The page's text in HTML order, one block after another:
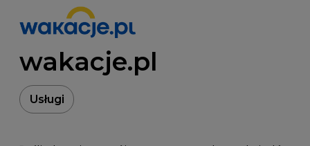
wakacje.pl
Usługi